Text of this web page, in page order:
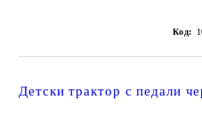
Код:
Детски трактор с педали